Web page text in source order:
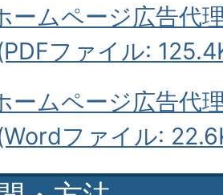
ームページ広告代
ファイル:
ームページ広告代
ファイル: